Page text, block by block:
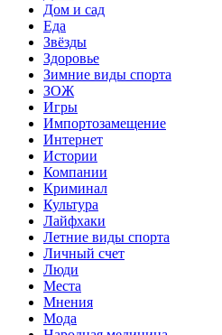
Дом и сад
Еда
Звёзды
Здоровье
Зимние виды спорта
ЗОЖ
Игры
Импортозамещение
Интернет
Истории
Компании
Криминал
Культура
Лайфхаки
Летние виды спорта
Личный счет
Люди
Места
Мнения
Мода